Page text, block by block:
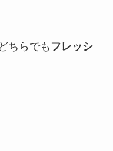
ちらでも フレッシ